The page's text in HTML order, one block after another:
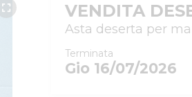
VENDITA
Asta deserta per
Terminata
Gio 16/07/2026